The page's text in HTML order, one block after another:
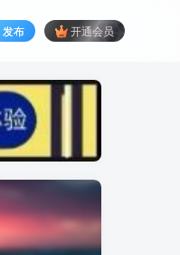
发布 开通会员
黑神话
魔兽(1)
餐饮(3)
风水(1)